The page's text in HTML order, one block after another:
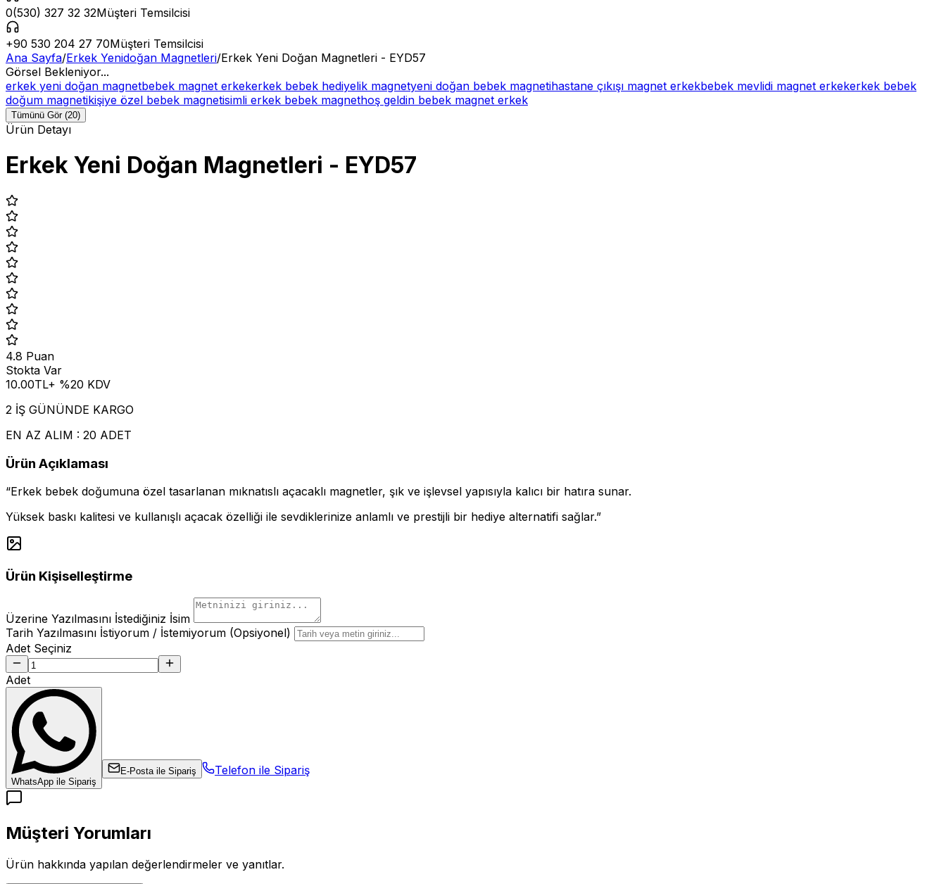
0(530) 327 32 32Müşteri Temsilcisi
+90 530 204 27 70Müşteri Temsilcisi
Ana Sayfa/Erkek Yenidoğan Magnetleri/Erkek Yeni Doğan Magnetleri - EYD57
Görsel Bekleniyor...
erkek yeni doğan magnetbebek magnet erkekerkek bebek hediyelik magnetyeni doğan bebek magnetihastane çıkışı magnet erkekbebek mevlidi magnet erkekerkek bebek
doğum magnetikişiye özel bebek magnetisimli erkek bebek magnethoş geldin bebek magnet erkek
Tümünü Gör (20)
Ürün Detayı
Erkek Yeni Doğan Magnetleri - EYD57
4.8 Puan
Stokta Var
10.00TL+ %20 KDV
2 İŞ GÜNÜNDE KARGO
EN AZ ALIM : 20 ADET
Ürün Açıklaması
“Erkek bebek doğumuna özel tasarlanan mıknatıslı açacaklı magnetler, şık ve işlevsel yapısıyla kalıcı bir hatıra sunar.
Yüksek baskı kalitesi ve kullanışlı açacak özelliği ile sevdiklerinize anlamlı ve prestijli bir hediye alternatifi sağlar.”
Ürün Kişiselleştirme
Üzerine Yazılmasını İstediğiniz İsim
Tarih Yazılmasını İstiyorum / İstemiyorum (Opsiyonel)
Adet Seçiniz
Adet
WhatsApp ile Sipariş
E-Posta ile Sipariş Telefon ile Sipariş
Müşteri Yorumları
Ürün hakkında yapılan değerlendirmeler ve yanıtlar.